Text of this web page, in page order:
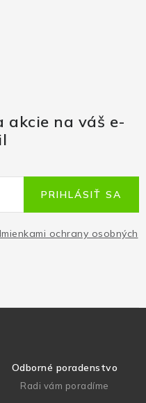
akcie na váš e-
ochrany osobných
PRIHLÁSIŤ SA
Odborné poradenstvo
Radi vám poradíme